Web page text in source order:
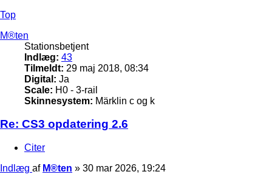
Top
M®ten
Stationsbetjent
Indlæg: 43
Tilmeldt: 29 maj 2018, 08:34
Digital: Ja
Scale: H0 - 3-rail
Skinnesystem: Märklin c og k
Re: CS3 opdatering 2.6
Citer
Indlæg af M®ten » 30 mar 2026, 19:24